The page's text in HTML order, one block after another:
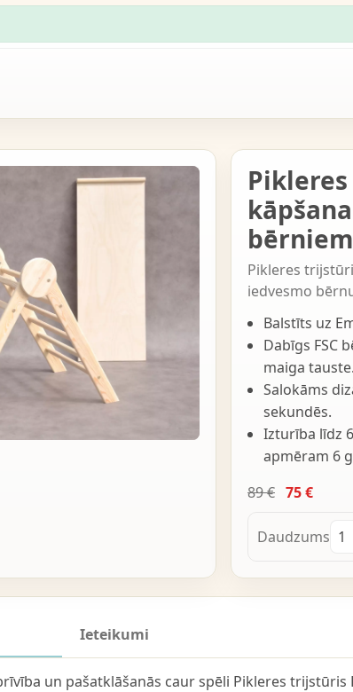
bērniem
Pikleres
iedvesmo
Balstīts uz
Dabīgs FSC
maiga tauste.
Salokāms
sekundēs.
Izturība līdz
apmēram 6
89 € 75 €
Daudzums
Ieteikumi
un pašatklāšanās caur spēli Pikleres